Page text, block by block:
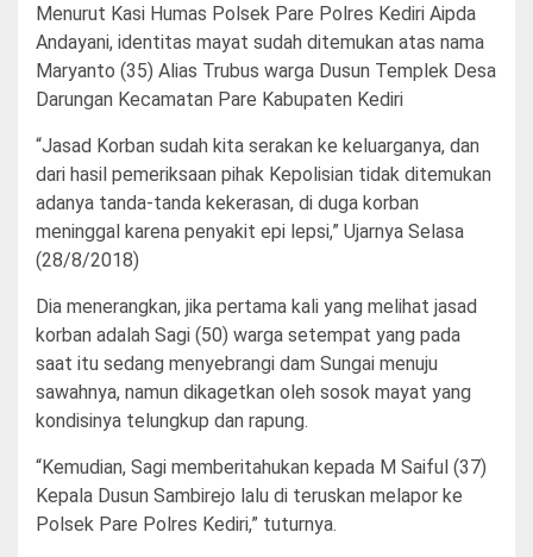
Menurut Kasi Humas Polsek Pare Polres Kediri Aipda
Andayani, identitas mayat sudah ditemukan atas nama
Maryanto (35) Alias Trubus warga Dusun Templek Desa
Darungan Kecamatan Pare Kabupaten Kediri
“Jasad Korban sudah kita serakan ke keluarganya, dan
dari hasil pemeriksaan pihak Kepolisian tidak ditemukan
adanya tanda-tanda kekerasan, di duga korban
meninggal karena penyakit epi lepsi,” Ujarnya Selasa
(28/8/2018)
Dia menerangkan, jika pertama kali yang melihat jasad
korban adalah Sagi (50) warga setempat yang pada
saat itu sedang menyebrangi dam Sungai menuju
sawahnya, namun dikagetkan oleh sosok mayat yang
kondisinya telungkup dan rapung.
“Kemudian, Sagi memberitahukan kepada M Saiful (37)
Kepala Dusun Sambirejo lalu di teruskan melapor ke
Polsek Pare Polres Kediri,” tuturnya.